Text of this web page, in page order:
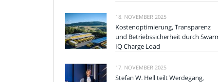
18. NOVEMBER 2025
Kostenoptimierung, Transparenz
und Betriebssicherheit durch
IQ Charge Load
17. NOVEMBER 2025
Stefan W. Hell teilt Werdegang,